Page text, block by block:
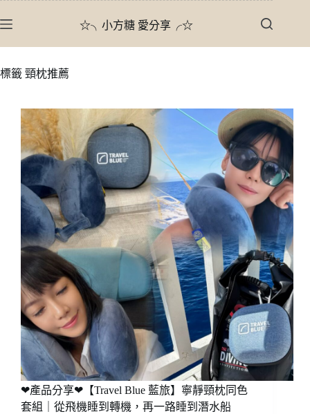
至
內
☆╮小方糖 愛分享╭☆
標籤 頸枕推薦
❤產品分享❤【Travel Blue 藍旅】寧靜頸枕同色
套組｜從飛機睡到轉機，再一路睡到潛水船